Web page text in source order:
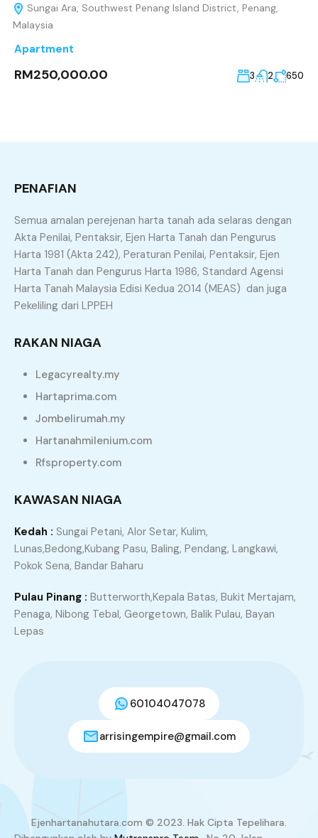
Sungai Ara, Southwest Penang Island District, Penang,
Malaysia
Apartment
RM250,000.00 3 2 650
PENAFIAN
Semua amalan perejenan harta tanah ada selaras dengan
Akta Penilai, Pentaksir, Ejen Harta Tanah dan Pengurus
Harta 1981 (Akta 242), Peraturan Penilai, Pentaksir, Ejen
Harta Tanah dan Pengurus Harta 1986, Standard Agensi
Harta Tanah Malaysia Edisi Kedua 2014 (MEAS) dan juga
Pekeliling dari LPPEH
RAKAN NIAGA
Legacyrealty.my
Hartaprima.com
Jombelirumah.my
Hartanahmilenium.com
Rfsproperty.com
KAWASAN NIAGA
Kedah : Sungai Petani, Alor Setar, Kulim,
Lunas,Bedong,Kubang Pasu, Baling, Pendang, Langkawi,
Pokok Sena, Bandar Baharu
Pulau Pinang : Butterworth,Kepala Batas, Bukit Mertajam,
Penaga, Nibong Tebal, Georgetown, Balik Pulau, Bayan
Lepas
60104047078
arrisingempire@gmail.com
Ejenhartanahutara.com © 2023. Hak Cipta Tepelihara.